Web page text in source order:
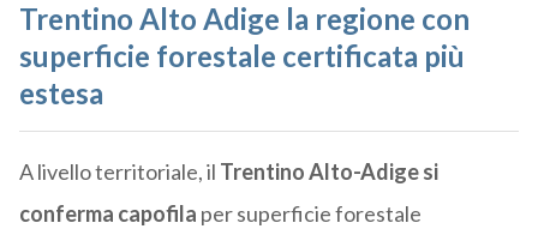
Trentino Alto Adige la regione con
superficie forestale certificata più
estesa
A livello territoriale, il Trentino Alto-Adige si
conferma capofila per superficie forestale